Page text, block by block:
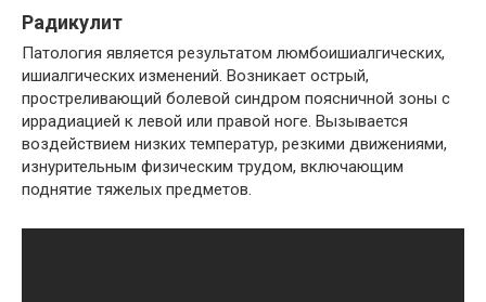
Радикулит
Патология является результатом люмбоишиалгических,
ишиалгических изменений. Возникает острый,
простреливающий болевой синдром поясничной зоны с
иррадиацией к левой или правой ноге. Вызывается
воздействием низких температур, резкими движениями,
изнурительным физическим трудом, включающим
поднятие тяжелых предметов.